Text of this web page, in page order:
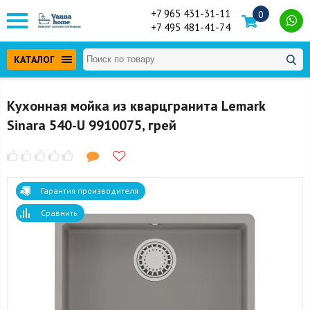
+7 965 431-31-11
+7 495 481-41-74
0
КАТАЛОГ
Кухонная мойка из кварцгранита Lemark
Sinara 540-U 9910075, грей
Гарантия производителя
Сравнить